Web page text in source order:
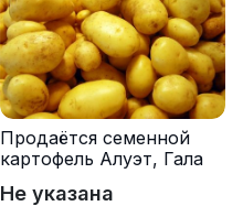
Продаётся семенной
картофель Алуэт, Гала
Не указана